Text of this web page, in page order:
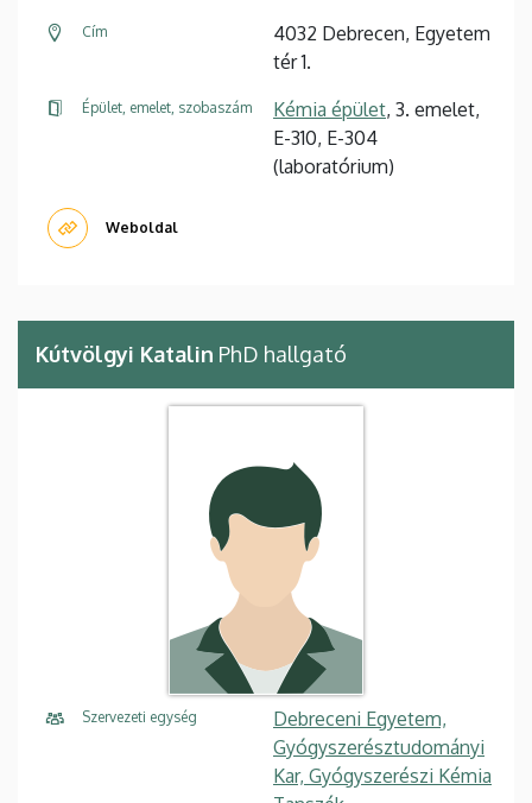
Cím
4032 Debrecen, Egyetem
tér 1.
Épület, emelet, szobaszám Kémia épület, 3. emelet,
E-310, E-304
(laboratórium)
Weboldal
Kútvölgyi Katalin PhD hallgató
Szervezeti egység
Debreceni Egyetem,
Gyógyszerésztudományi
Kar, Gyógyszerészi Kémia